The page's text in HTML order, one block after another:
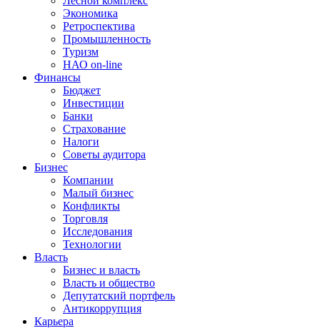
Экономика
Ретроспектива
Промышленность
Туризм
НАО on-line
Финансы
Бюджет
Инвестиции
Банки
Страхование
Налоги
Советы аудитора
Бизнес
Компании
Малый бизнес
Конфликты
Торговля
Исследования
Технологии
Власть
Бизнес и власть
Власть и общество
Депутатский портфель
Антикоррупция
Карьера